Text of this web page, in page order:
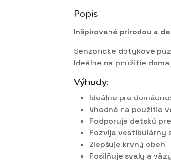
Popis
Inšpirované prírodou a
Senzorické dotykové
Ideálne na použitie
Výhody:
Ideálne pre
Vhodné na použitie
Podporuje detskú
Rozvíja vestibulárny
Zlepšuje krvný obeh
Posilňuje svaly a väzy